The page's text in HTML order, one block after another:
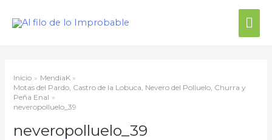
Inicio
MendiaK
Motas del Pardo, Castro de la Lobuca, Nevero del Polluelo, Churra y
Peña Enal
neveropolluelo_39
neveropolluelo_39